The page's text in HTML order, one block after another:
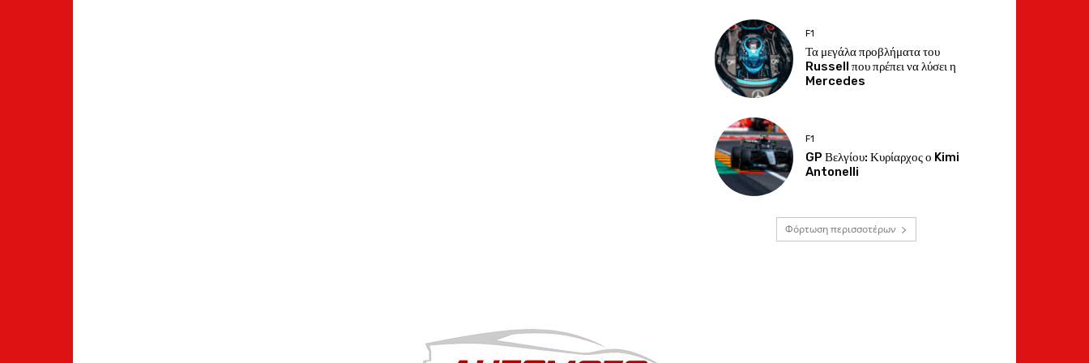
F1
Τα μεγάλα προβλήματα του
Russell που πρέπει να λύσει η
Mercedes
F1
GP Βελγίου: Κυρίαρχος ο Kimi
Antonelli
Φόρτωση περισσοτέρων